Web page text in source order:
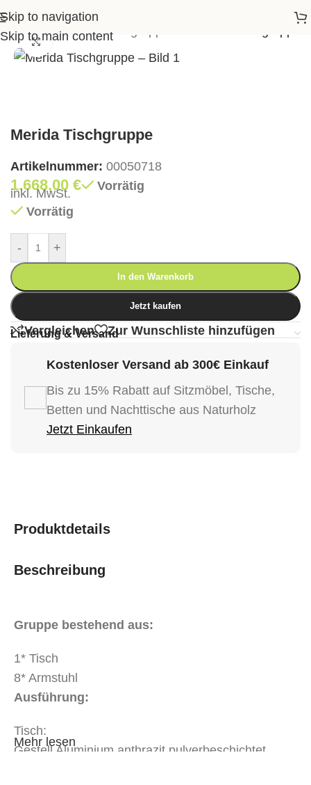
Skip to navigation
Skip to main content
>Garten>Garten Essgruppen
Klick zum Vergrößern
Merida Tischgruppe
Artikelnummer: 00050718
1.668,00 € Vorrätig
inkl. MwSt.
Vorrätig
- +
In den Warenkorb
Jetzt kaufen
Vergleichen Zur Wunschliste hinzufügen
Lieferung & Versand
Kostenloser Versand ab 300€ Einkauf
Bis zu 15% Rabatt auf Sitzmöbel, Tische,
Betten und Nachttische aus Naturholz
Jetzt Einkaufen
Produktdetails
Beschreibung
Gruppe bestehend aus:
1* Tisch
8* Armstuhl
Ausführung:
Tisch:
Gestell Aluminium anthrazit pulverbeschichtet
Mehr lesen